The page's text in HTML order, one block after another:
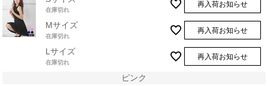
在庫切れ
再入荷お知らせ
Mサイズ
在庫切れ
再入荷お知らせ
Lサイズ
在庫切れ
再入荷お知らせ
ピンク